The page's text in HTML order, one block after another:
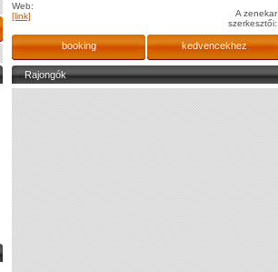
Web:
[link]
A zenekar
szerkesztői:
booking kedvencekhez
Rajongók